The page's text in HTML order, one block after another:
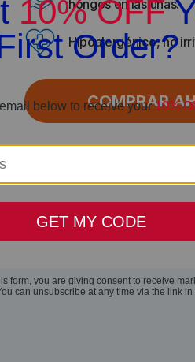
hongos en las uñas.
Hipoalergénico, no
COMPRAR
y la inflamación